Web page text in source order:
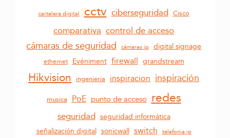
cartelera digital cctv ciberseguridad Cisco
comparativa control de acceso
cámaras de seguridad cámaras ip digital signage
ethernet Evéniment firewall grandstream
Hikvision ingenieria inspiracion inspiración
musica PoE punto de acceso redes
seguridad seguridad informática
señalización digital sonicwall switch telefonia ip